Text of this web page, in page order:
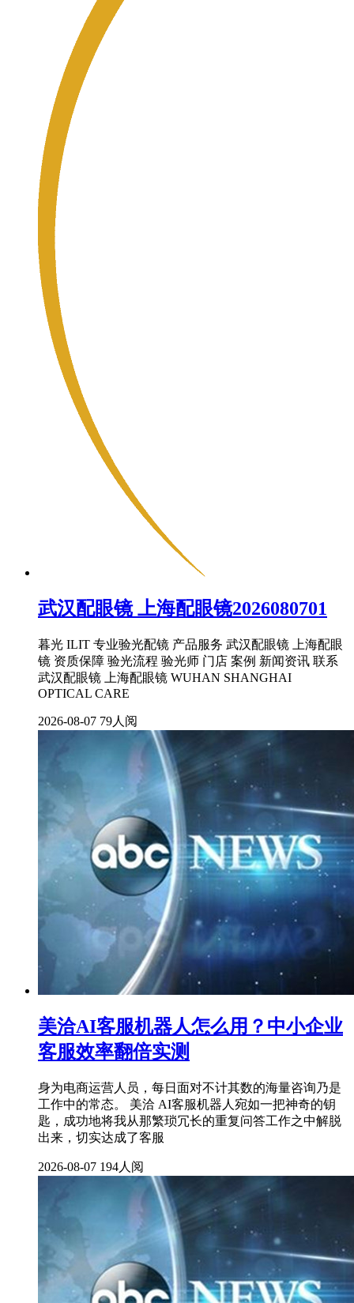
武汉配眼镜 上海配眼镜2026080701
暮光 ILIT 专业验光配镜 产品服务 武汉配眼镜 上海配眼
镜 资质保障 验光流程 验光师 门店 案例 新闻资讯 联系
武汉配眼镜 上海配眼镜 WUHAN SHANGHAI
OPTICAL CARE
2026-08-07 79人阅
美洽AI客服机器人怎么用？中小企业
客服效率翻倍实测
身为电商运营人员，每日面对不计其数的海量咨询乃是
工作中的常态。 美洽 AI客服机器人宛如一把神奇的钥
匙，成功地将我从那繁琐冗长的重复问答工作之中解脱
出来，切实达成了客服
2026-08-07 194人阅